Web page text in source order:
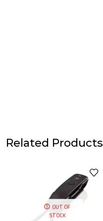
Related Products
OUT OF
STOCK